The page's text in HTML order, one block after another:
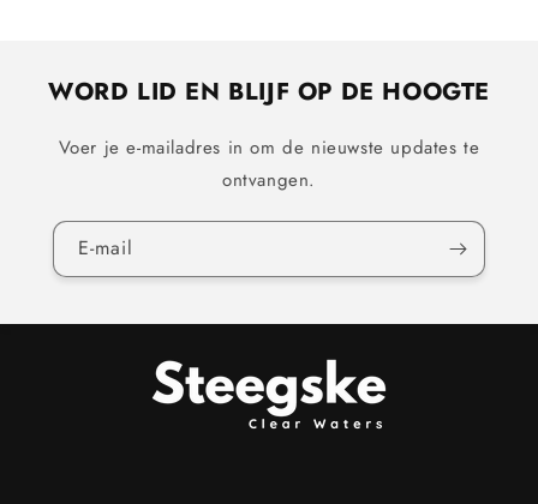
WORD LID EN BLIJF OP DE HOOGTE
Voer je e-mailadres in om de nieuwste updates te
ontvangen.
E‑mail